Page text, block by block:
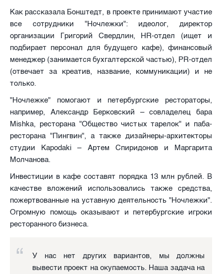
Как рассказала Бонштедт, в проекте принимают участие
все сотрудники "Ночлежки": идеолог, директор
организации Григорий Свердлин, HR-отдел (ищет и
подбирает персонал для будущего кафе), финансовый
менеджер (занимается бухгалтерской частью), PR-отдел
(отвечает за креатив, название, коммуникации) и не
только.
"Ночлежке" помогают и петербургские рестораторы,
например, Александр Берковский – совладелец бара
Mishka, ресторана "Общество чистых тарелок" и паба-
ресторана "Пингвин", а также дизайнеры-архитекторы
студии Kapodaki – Артем Спиридонов и Маргарита
Молчанова.
Инвестиции в кафе составят порядка 13 млн рублей. В
качестве вложений использовались также средства,
пожертвованные на уставную деятельность "Ночлежки".
Огромную помощь оказывают и петербургские игроки
ресторанного бизнеса.
У нас нет других вариантов, мы должны
вывести проект на окупаемость. Наша задача на